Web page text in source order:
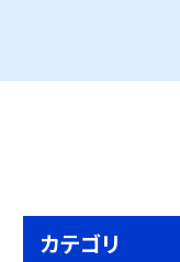
カテゴリ